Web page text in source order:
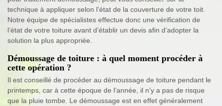
technique à appliquer selon l’état de la couverture de votre toit.
Notre équipe de spécialistes effectue donc une vérification de
l’état de votre toiture avant d’établir un devis afin d’adopter la
solution la plus appropriée.
Démoussage de toiture : à quel moment procéder à
cette opération ?
Il est conseillé de procéder au démoussage de toiture pendant le
printemps, car à cette époque de l’année, il n’y a pas de risque
que la pluie tombe. Le démoussage est en effet généralement